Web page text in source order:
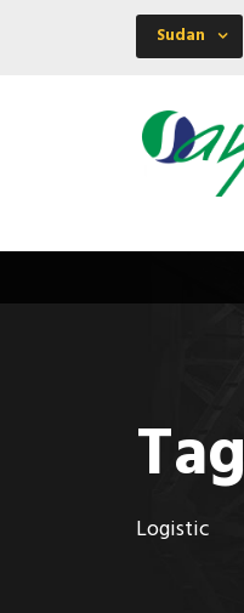
Sudan
Tag
Logistic